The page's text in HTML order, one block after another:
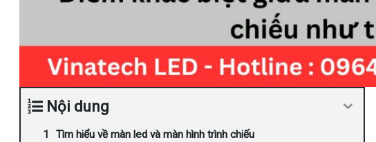
Nội dung
Tìm hiểu về màn led và màn hình trình chiếu